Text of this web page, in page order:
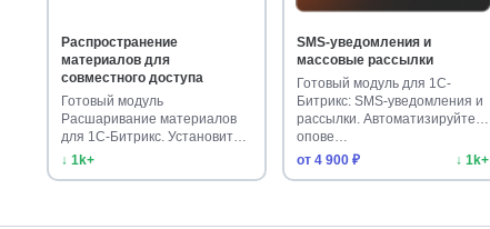
Распространение
материалов для
совместного доступа
Готовый модуль
Расшаривание материалов
для 1С-Битрикс. Установите
шаблон и упрос…
↓ 1k+
SMS-уведомления и
массовые рассылки
Готовый модуль для 1С-
Битрикс: SMS-уведомления и
рассылки. Автоматизируйте
опове…
от 4 900 ₽
↓ 1k+